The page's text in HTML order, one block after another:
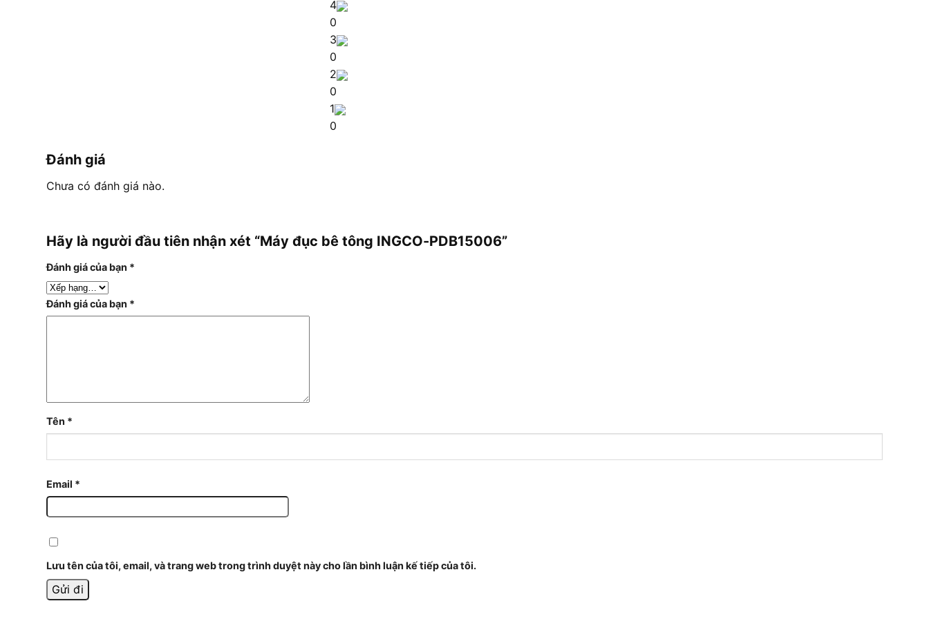
4
0
3
0
2
0
1
0
Đánh giá
Chưa có đánh giá nào.
Hãy là người đầu tiên nhận xét “Máy đục bê tông INGCO-PDB15006”
Đánh giá của bạn *
Đánh giá của bạn *
Tên *
Email *
Lưu tên của tôi, email, và trang web trong trình duyệt này cho lần bình luận kế tiếp của tôi.